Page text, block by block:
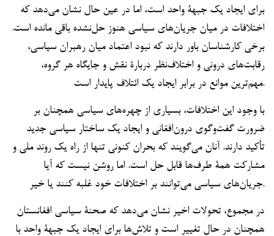
برای ایجاد یک جبهۀ واحد است، اما در عین حال نشان می‌دهد که
اختلافات در میان جریان‌های سیاسی هنوز حل‌نشده باقی مانده است.
برخی کارشناسان باور دارند که نبود اعتماد میان رهبران سیاسی،
رقابت‌های درونی و اختلاف‌نظر دربارۀ نقش و جایگاه هر گروه،
مهم‌ترین موانع در برابر ایجاد یک ائتلاف پایدار است.
با وجود این اختلافات، بسیاری از چهره‌های سیاسی همچنان بر
ضرورت گفت‌وگوی درون‌افغانی و ایجاد یک ساختار سیاسی جدید
تأکید دارند. آنان می‌گویند که بحران کنونی تنها از راه یک روند ملی و
مشارکت همۀ طرف‌ها قابل حل است. اما روشن نیست که آیا
جریان‌های سیاسی می‌توانند بر اختلافات خود غلبه کنند یا خیر.
در مجموع، تحولات اخیر نشان می‌دهد که صحنۀ سیاسی افغانستان
همچنان در حال تغییر است و تلاش‌ها برای ایجاد یک جبهۀ واحد با